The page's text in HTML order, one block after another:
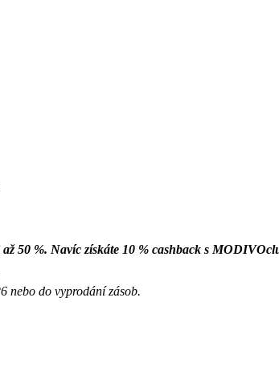
50 %. Navíc získáte 10 % cashback s
nebo do vyprodání zásob.